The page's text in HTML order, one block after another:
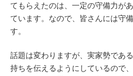
てもらえたのは、一定の守備力が
ています。なので、皆さんには守
す。
話題は変わりますが、実家勢であ
持ちを伝えるようにしているので